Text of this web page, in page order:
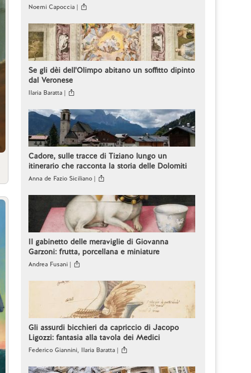
Noemi Capoccia |
Se gli dèi dell'Olimpo abitano un soffitto dipinto
dal Veronese
Ilaria Baratta |
Cadore, sulle tracce di Tiziano lungo un
itinerario che racconta la storia delle Dolomiti
Anna de Fazio Siciliano |
Il gabinetto delle meraviglie di Giovanna
Garzoni: frutta, porcellana e miniature
Andrea Fusani |
Gli assurdi bicchieri da capriccio di Jacopo
Ligozzi: fantasia alla tavola dei Medici
Federico Giannini, Ilaria Baratta |